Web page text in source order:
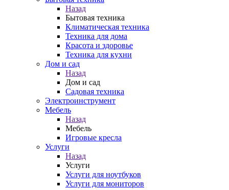
Назад
Бытовая техника
Климатическая техника
Техника для дома
Красота и здоровье
Техника для кухни
Дом и сад
Назад
Дом и сад
Садовая техника
Электроинструмент
Мебель
Назад
Мебель
Игровые кресла
Услуги
Назад
Услуги
Услуги для ноутбуков
Услуги для мониторов